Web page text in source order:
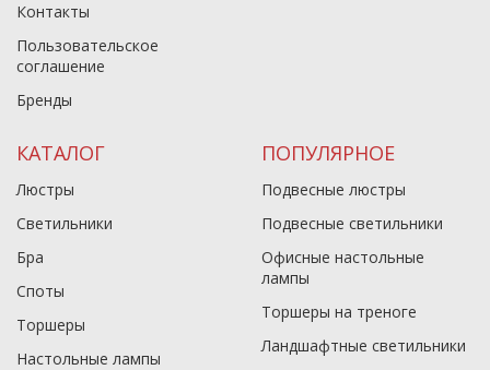
Контакты
Пользовательское
соглашение
Бренды
КАТАЛОГ
Люстры
Светильники
Бра
Споты
Торшеры
Настольные лампы
ПОПУЛЯРНОЕ
Подвесные люстры
Подвесные светильники
Офисные настольные
лампы
Торшеры на треноге
Ландшафтные светильники